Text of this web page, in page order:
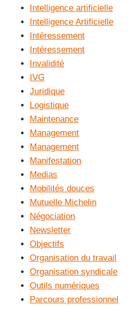
Intelligence artificielle
Intelligence Artificielle
Intéressement
Intéressement
Invalidité
IVG
Juridique
Logistique
Maintenance
Management
Management
Manifestation
Medias
Mobilités douces
Mutuelle Michelin
Négociation
Newsletter
Objectifs
Organisation du travail
Organisation syndicale
Outils numériques
Parcours professionnel